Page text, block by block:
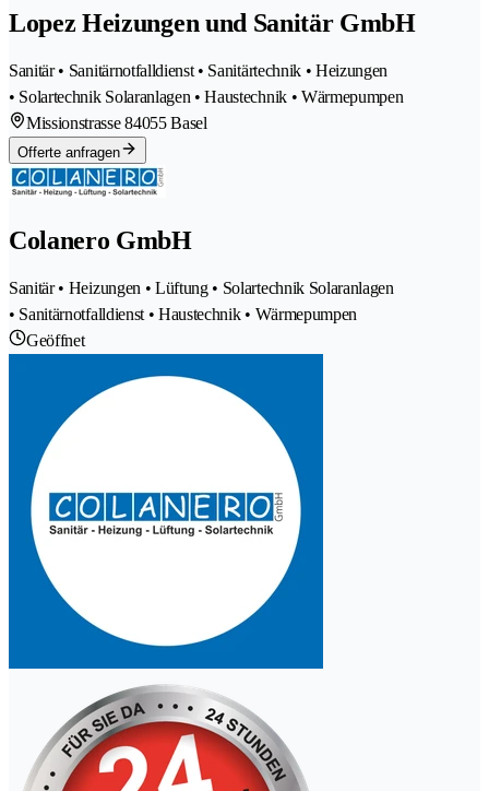
Lopez Heizungen und Sanitär GmbH
Sanitär • Sanitärnotfalldienst • Sanitärtechnik • Heizungen
• Solartechnik Solaranlagen • Haustechnik • Wärmepumpen
Missionstrasse 84055 Basel
Offerte anfragen
Colanero GmbH
Sanitär • Heizungen • Lüftung • Solartechnik Solaranlagen
• Sanitärnotfalldienst • Haustechnik • Wärmepumpen
Geöffnet